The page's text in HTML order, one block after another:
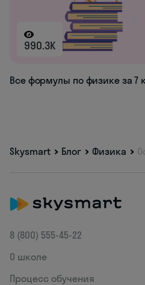
990.3K
Все формулы по физике за 7
Skysmart Блог Физика
8 (800) 555‑45-22
О школе
Процесс обучения